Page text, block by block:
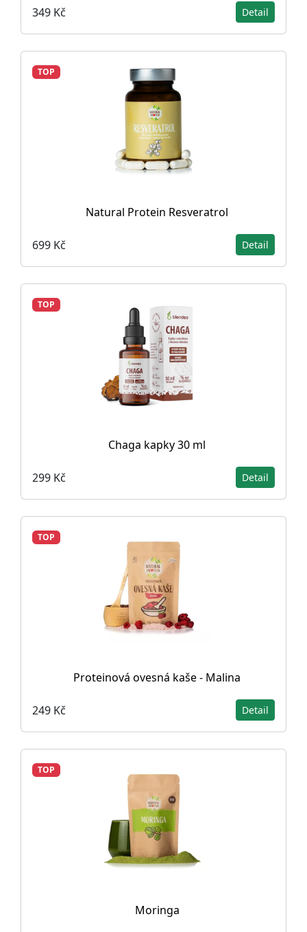
349 Kč Detail
TOP
Natural Protein Resveratrol
699 Kč Detail
TOP
Chaga kapky 30 ml
299 Kč Detail
TOP
Proteinová ovesná kaše - Malina
249 Kč Detail
TOP
Moringa